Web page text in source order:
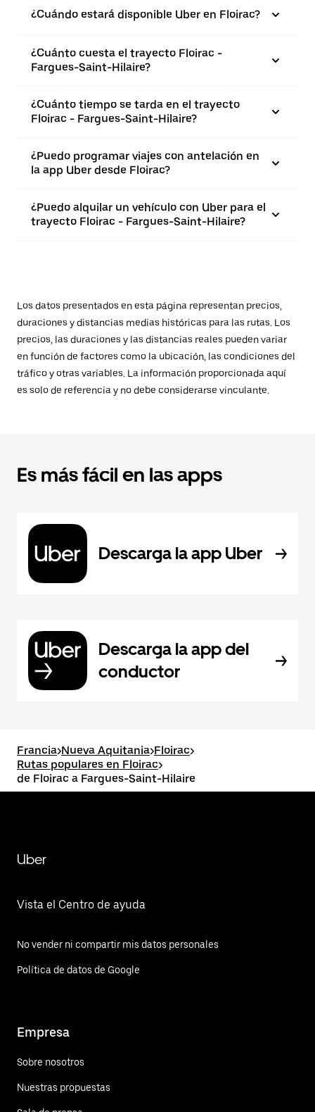
¿Cuándo estará disponible Uber en Floirac?
¿Cuánto cuesta el trayecto Floirac -
Fargues-Saint-Hilaire?
¿Cuánto tiempo se tarda en el trayecto
Floirac - Fargues-Saint-Hilaire?
¿Puedo programar viajes con antelación en
la app Uber desde Floirac?
¿Puedo alquilar un vehículo con Uber para el
trayecto Floirac - Fargues-Saint-Hilaire?
Los datos presentados en esta página representan precios,
duraciones y distancias medias históricas para las rutas. Los
precios, las duraciones y las distancias reales pueden variar
en función de factores como la ubicación, las condiciones del
tráfico y otras variables. La información proporcionada aquí
es solo de referencia y no debe considerarse vinculante.
Es más fácil en las apps
Descarga la app Uber
Descarga la app del
conductor
Francia>Nueva Aquitania>Floirac>
Rutas populares en Floirac>
de Floirac a Fargues-Saint-Hilaire
Uber
Vista el Centro de ayuda
No vender ni compartir mis datos personales
Política de datos de Google
Empresa
Sobre nosotros
Nuestras propuestas